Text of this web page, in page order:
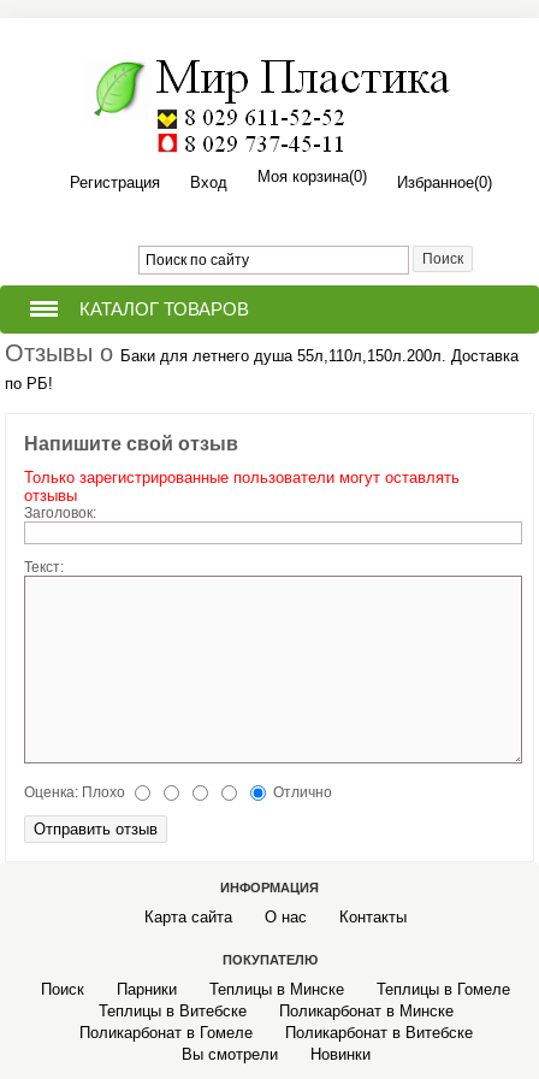
Регистрация Вход Моя корзина(0) Избранное(0)
КАТАЛОГ ТОВАРОВ
ТЕПЛИЦЫ ИЗ ПОЛИКАРБОНАТА
(ПЕЧИ,КАМИНА,БАНИ,КОТЛА).
ПОЛИКАРБОНАТ СОТОВЫЙ
КОЗЫРЬКИ НАД ВХОДНОЙ ДВЕРЬЮ
АЛЮМИНИЙ РИФЛЕНЫЙ И ГЛАДКИЙ ЛИСТОВОЙ
СВЕТОПРОЗРАЧНАЯ КРОВЛЯ SUNNEX (САНЕКС)
Отзывы о Баки для летнего душа 55л,110л,150л.200л. Доставка
по РБ!
Напишите свой отзыв
Только зарегистрированные пользователи могут оставлять
отзывы
Заголовок:
Текст:
Оценка: Плохо Отлично
ИНФОРМАЦИЯ
Карта сайта О нас Контакты
ПОКУПАТЕЛЮ
Поиск Парники Теплицы в Минске
Теплицы в Гомеле
Теплицы в Витебске
Поликарбонат в Минске
Поликарбонат в Гомеле
Поликарбонат в Витебске
Вы смотрели
Новинки